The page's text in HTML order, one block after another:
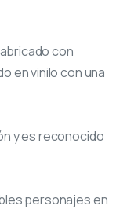
con
en vinilo con una
y es reconocido
personajes en